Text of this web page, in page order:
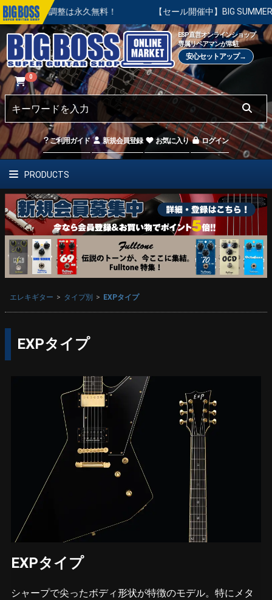
は永久無料！ 【セール開催中】BIG SUMMER SALE | 対象
ESP直営オンラインショップ
専属リペアマンが常駐
安心セットアップ→
0
ご利用ガイド 新規会員登録 お気に入り ログイン
PRODUCTS
エレキギター タイプ別 EXPタイプ
EXPタイプ
EXPタイプ
シャープで尖ったボディ形状が特徴のモデル。特にメタ